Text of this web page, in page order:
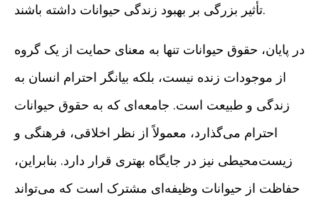
تأثیر بزرگی بر بهبود زندگی حیوانات داشته باشند.
در پایان، حقوق حیوانات تنها به معنای حمایت از یک گروه
از موجودات زنده نیست، بلکه بیانگر احترام انسان به
زندگی و طبیعت است. جامعه‌ای که به حقوق حیوانات
احترام می‌گذارد، معمولاً از نظر اخلاقی، فرهنگی و
زیست‌محیطی نیز در جایگاه بهتری قرار دارد. بنابراین،
حفاظت از حیوانات وظیفه‌ای مشترک است که می‌تواند